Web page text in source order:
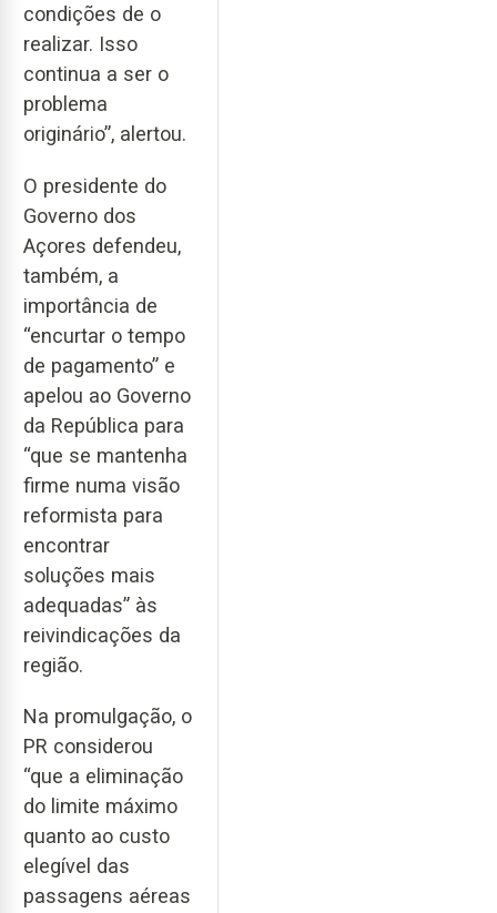
condições de o
realizar. Isso
continua a ser o
problema
originário”, alertou.
O presidente do
Governo dos
Açores defendeu,
também, a
importância de
“encurtar o tempo
de pagamento” e
apelou ao Governo
da República para
“que se mantenha
firme numa visão
reformista para
encontrar
soluções mais
adequadas” às
reivindicações da
região.
Na promulgação, o
PR considerou
“que a eliminação
do limite máximo
quanto ao custo
elegível das
passagens aéreas